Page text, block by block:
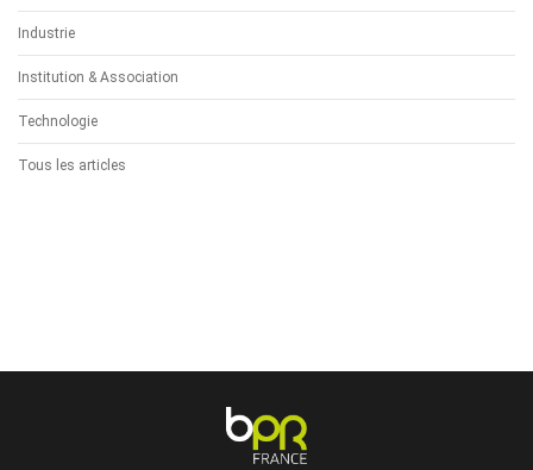
Industrie
Institution & Association
Technologie
Tous les articles